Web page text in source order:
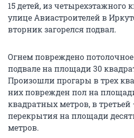
15 детей, из четырехэтажного
улице Авиастроителей в
вторник загорелся подвал.
Огнем повреждено
подвале на площади 30
Произошли прогары в трех
них поврежден пол на
квадратных метров, в
перекрытия на площади
метров.